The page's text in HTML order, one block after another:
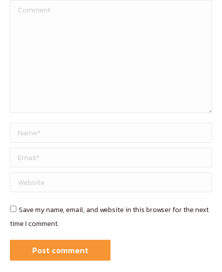
Comment
Name *
Email *
Website
Save my name, email, and website in this browser for the next
time I comment.
Post comment